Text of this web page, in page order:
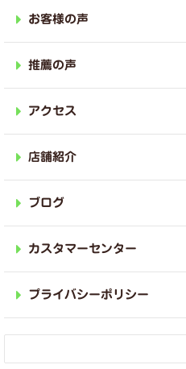
お客様の声
推薦の声
アクセス
店舗紹介
ブログ
カスタマーセンター
プライバシーポリシー